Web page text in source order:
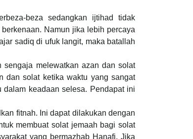
beza sedangkan ijtihad tidak
Namun jika lebih percaya
sadiq di ufuk langit, maka batallah
sengaja melewatkan azan dan solat
dan solat ketika waktu yang sangat
keadaan selesa. Pendapat ini
fitnah. Ini dapat dilakukan dengan
membuat solat jemaah bagi solat
yang bermazhab Hanafi. Jika